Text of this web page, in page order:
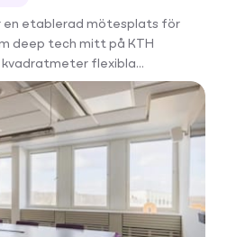
en etablerad mötesplats för
deep tech mitt på KTH
flexibla...